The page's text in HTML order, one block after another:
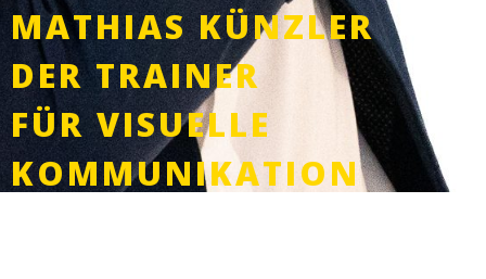
MATHIAS KÜNZLER
DER TRAINER
FÜR VISUELLE
KOMMUNIKATION